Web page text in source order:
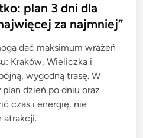
plan 3 dni dla
za najmniej”
dać maksimum wrażeń
Kraków, Wieliczka i
wygodną trasę. W
dzień po dniu oraz
czas i energię, nie
atrakcji.